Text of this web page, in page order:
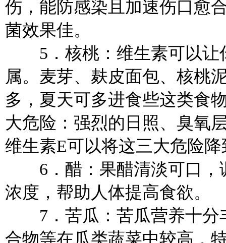
伤，能防感染且加速伤口愈
菌效果佳。
5．核桃：维生素可以让
属。麦芽、麸皮面包、核桃
多，夏天可多进食些这类食
大危险：强烈的日照、臭氧
维生素E可以将这三大危险
6．醋：果醋清淡可口，
浓度，帮助人体提高食欲。
7．苦瓜：苦瓜营养十分
合物等在瓜类蔬菜中较高，